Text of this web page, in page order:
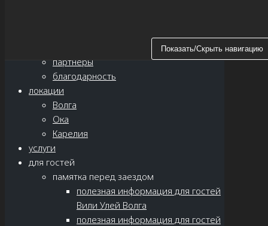
Показать/Скрыть навигацию
партнёры
благодарность
локации
Волга
Ока
Карелия
услуги
для гостей
памятка перед заездом
полезная информация для гостей
Вили Улей Волга
полезная информация для гостей